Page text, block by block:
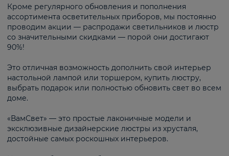
Кроме регулярного обновления и пополнения
ассортимента осветительных приборов, мы постоянно
проводим акции — распродажи светильников и люстр
со значительными скидками — порой они достигают
90%!
Это отличная возможность дополнить свой интерьер
настольной лампой или торшером, купить люстру,
выбрать подарок или полностью обновить свет во всем
доме.
«ВамСвет» — это простые лаконичные модели и
эксклюзивные дизайнерские люстры из хрусталя,
достойные самых роскошных интерьеров.